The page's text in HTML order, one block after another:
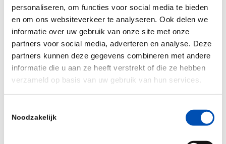
personaliseren, om functies voor social media te bieden
en om ons websiteverkeer te analyseren. Ook delen we
informatie over uw gebruik van onze site met onze
partners voor social media, adverteren en analyse. Deze
partners kunnen deze gegevens combineren met andere
informatie die u aan ze heeft verstrekt of die ze hebben
verzameld op basis van uw gebruik van hun services.
Noodzakelijk
Arnold Juffer – Nebul
Fabio Gori – Pistoia Analytics
Wynand Alkema – Tenwise
And more to come!
After the talks, there will be time for networking
Please register via the website.